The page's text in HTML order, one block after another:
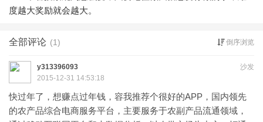
度越大奖励就会越大。
全部评论 (1) 倒序浏览
沙发
y313396093
2015-12-31 14:53:18
快过年了，想赚点过年钱，容我推荐个很好的APP，国内领先
的农产品综合电商服务平台，主要服务于农副产品流通领域，